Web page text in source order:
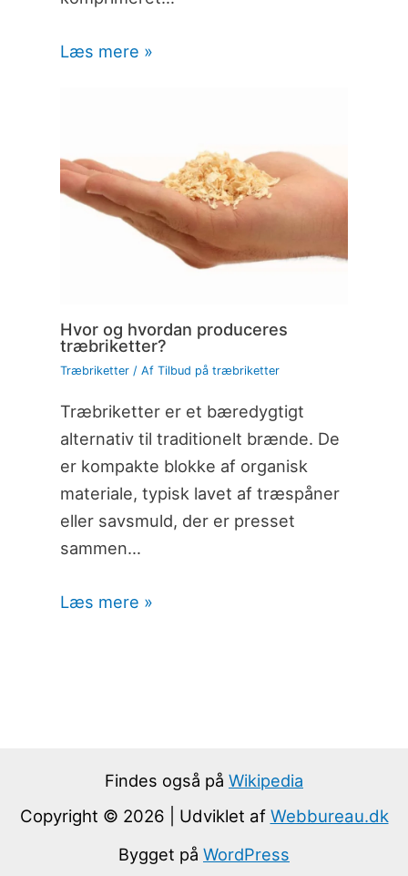
Læs mere »
Hvor og hvordan produceres
træbriketter?
Træbriketter/ Af Tilbud på træbriketter
Træbriketter er et bæredygtigt
alternativ til traditionelt brænde. De
er kompakte blokke af organisk
materiale, typisk lavet af træspåner
eller savsmuld, der er presset
sammen…
Læs mere »
Findes også på Wikipedia
Copyright © 2026 | Udviklet af Webbureau.dk
Bygget på WordPress